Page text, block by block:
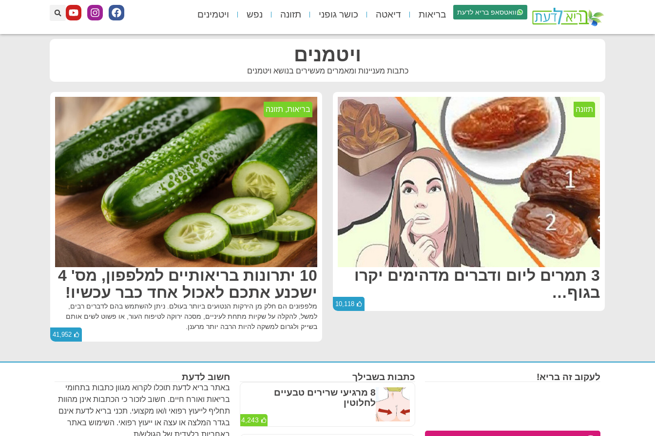
וואטסאפ בריא לדעת בריאות דיאטה כושר גופני תזונה נפש ויטמינים
ויטמנים
כתבות מעניינות ומאמרים מעשירים בנושא ויטמנים
תזונה
3 תמרים ליום ודברים מדהימים יקרו
בגוף…
10,118
בריאות, תזונה
10 יתרונות בריאותיים למלפפון, מס' 4
ישכנע אתכם לאכול אחד כבר עכשיו!
מלפפונים הם חלק מן הירקות הנטועים ביותר בעולם. ניתן להשתמש בהם לדברים רבים,
למשל, להקלה על שקיות מתחת לעיניים, מסכה ירוקה לטיפוח העור, או פשוט לשים אותם
בשייק ולגרום למשקה להיות הרבה יותר מרענן.
41,952
חשוב לדעת
באתר בריא לדעת תוכלו לקרוא מגוון כתבות בתחומי
בריאות ואורח חיים. חשוב לזכור כי הכתבות אינן מהוות
תחליף לייעוץ רפואי ו/או מקצועי. תכני בריא לדעת אינם
בגדר המלצה או עצה או ייעוץ רפואי. השימוש באתר
באחריות בלעדית של הגולש/ת.
כתבות בשבילך
8 מרגיעי שרירים טבעיים
לחלוטין
4,243
לעקוב זה בריא!